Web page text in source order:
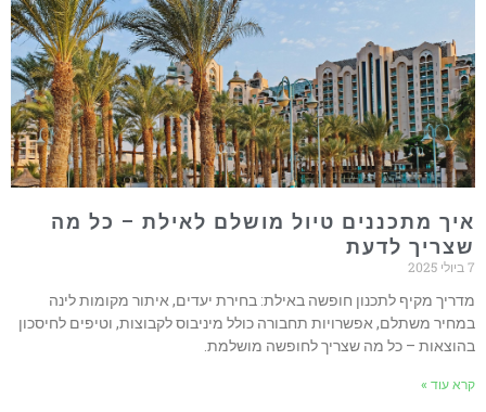
מתכננים טיול מושלם לאילת – כל מה
לדעת
מקיף לתכנון חופשה באילת: בחירת יעדים, איתור מקומות לינה
משתלם, אפשרויות תחבורה כולל מיניבוס לקבוצות, וטיפים לחיסכון
– כל מה שצריך לחופשה מושלמת.
עוד »